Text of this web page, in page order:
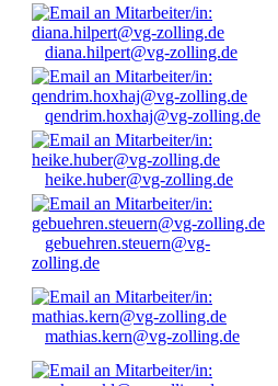
diana.hilpert@vg-zolling.de
qendrim.hoxhaj@vg-zolling.de
heike.huber@vg-zolling.de
gebuehren.steuern@vg-
zolling.de
mathias.kern@vg-zolling.de